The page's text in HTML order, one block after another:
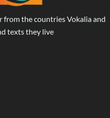
from the countries Vokalia and
texts they live